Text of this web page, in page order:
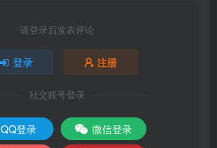
请登录后发表评论
登录 注册
社交账号登录
QQ登录
微信登录